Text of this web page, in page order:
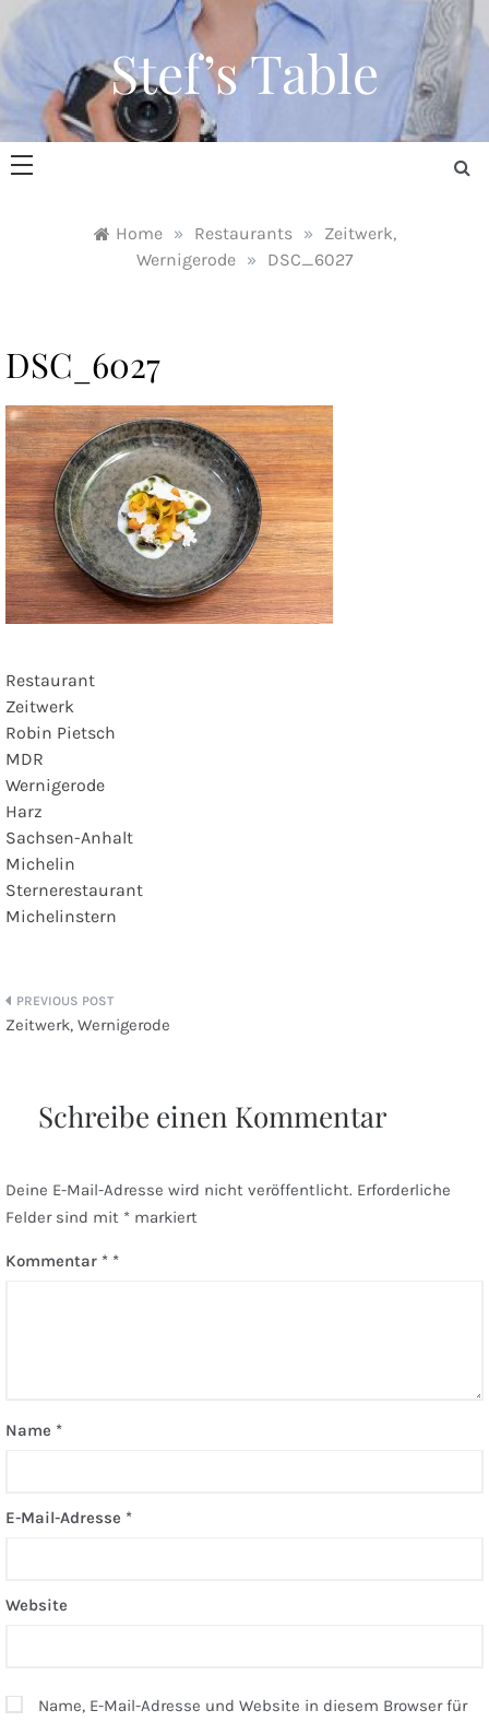
Skip
content
Stef’s Table
Home » Restaurants »
Zeitwerk,
Wernigerode
» DSC_6027
DSC_6027
Restaurant
Zeitwerk
Robin Pietsch
MDR
Wernigerode
Harz
Sachsen-Anhalt
Michelin
Sternerestaurant
Michelinstern
Beitragsnavigation
Zeitwerk, Wernigerode
Schreibe einen Kommentar
Deine E-Mail-Adresse wird nicht veröffentlicht. Erforderliche
Felder sind mit * markiert
Kommentar *
Name *
E-Mail-Adresse *
Website
Name, E-Mail-Adresse und Website in diesem Browser für